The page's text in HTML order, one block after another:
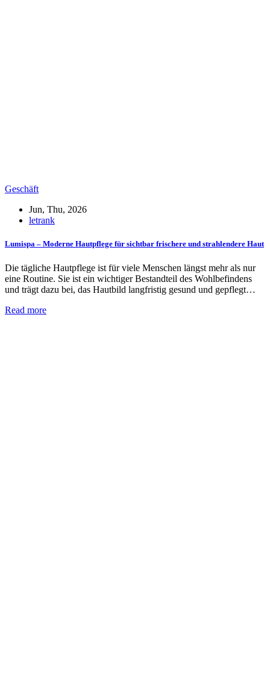
Geschäft
Jun, Thu, 2026
letrank
Lumispa – Moderne Hautpflege für sichtbar frischere und strahlendere Haut
Die tägliche Hautpflege ist für viele Menschen längst mehr als nur
eine Routine. Sie ist ein wichtiger Bestandteil des Wohlbefindens
und trägt dazu bei, das Hautbild langfristig gesund und gepflegt…
Read more